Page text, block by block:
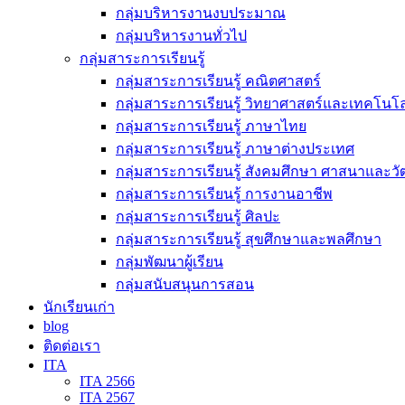
กลุ่มบริหารงานงบประมาณ
กลุ่มบริหารงานทั่วไป
กลุ่มสาระการเรียนรู้
กลุ่มสาระการเรียนรู้ คณิตศาสตร์
กลุ่มสาระการเรียนรู้ วิทยาศาสตร์และเทคโนโ
กลุ่มสาระการเรียนรู้ ภาษาไทย
กลุ่มสาระการเรียนรู้ ภาษาต่างประเทศ
กลุ่มสาระการเรียนรู้ สังคมศึกษา ศาสนาและ
กลุ่มสาระการเรียนรู้ การงานอาชีพ
กลุ่มสาระการเรียนรู้ ศิลปะ
กลุ่มสาระการเรียนรู้ สุขศึกษาและพลศึกษา
กลุ่มพัฒนาผู้เรียน
กลุ่มสนับสนุนการสอน
นักเรียนเก่า
blog
ติดต่อเรา
ITA
ITA 2566
ITA 2567